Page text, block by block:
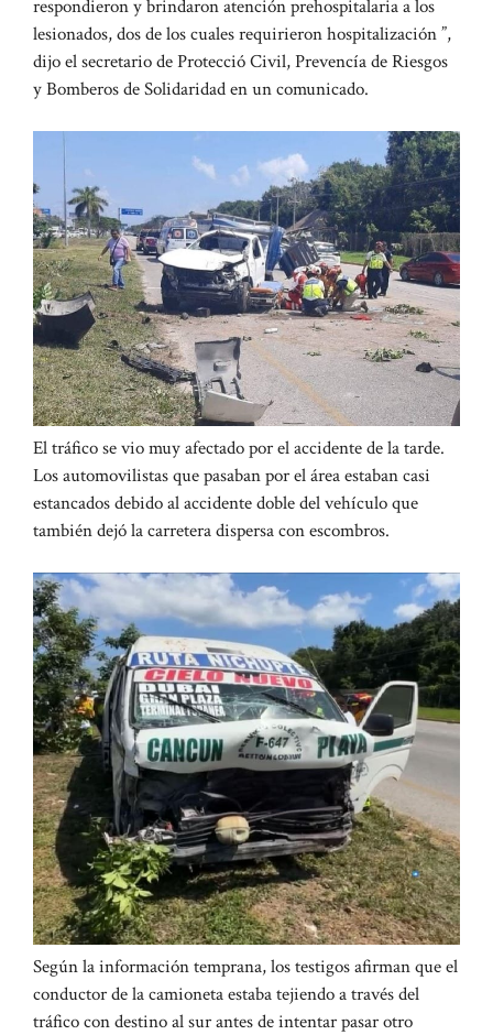
respondieron y brindaron atención prehospitalaria a los
lesionados, dos de los cuales requirieron hospitalización ”,
dijo el secretario de Protecció Civil, Prevencía de Riesgos
y Bomberos de Solidaridad en un comunicado.
El tráfico se vio muy afectado por el accidente de la tarde.
Los automovilistas que pasaban por el área estaban casi
estancados debido al accidente doble del vehículo que
también dejó la carretera dispersa con escombros.
Según la información temprana, los testigos afirman que el
conductor de la camioneta estaba tejiendo a través del
tráfico con destino al sur antes de intentar pasar otro